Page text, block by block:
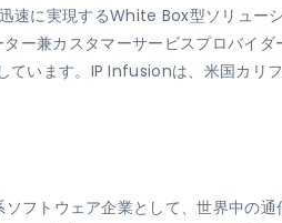
に実現するWhite Box型ソリュー
兼カスタマーサービスプロバイダ
ています。IP Infusionは、米国カリ
フトウェア企業として、世界中の